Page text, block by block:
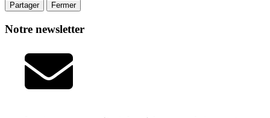
Partager Fermer
Notre newsletter